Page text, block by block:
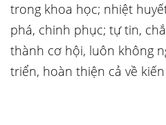
trong khoa học; nhiệt
phá, chinh phục; tự tin,
thành cơ hội, luôn không
triển, hoàn thiện cả về